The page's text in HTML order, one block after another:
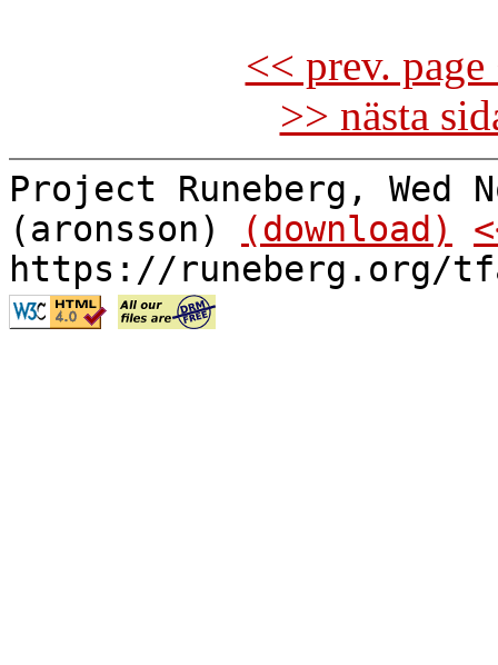
<< prev.
>> nästa
Project Runeberg, Wed
(aronsson)
(download)
https://runeberg.org/